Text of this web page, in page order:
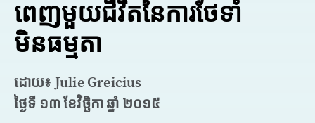
ពេញមួយជីវិតនៃការថែទាំ
មិនធម្មតា
ដោយ៖ Julie Greicius
ថ្ងៃទី ១៣ ខែវិច្ឆិកា ឆ្នាំ ២០១៥